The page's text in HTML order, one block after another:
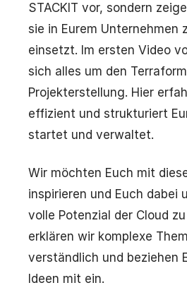
STACKIT vor, sondern
sie in Eurem Unternehmen
einsetzt. Im ersten Video
sich alles um den
Projekterstellung. Hier
effizient und strukturiert
startet und verwaltet.
Wir möchten Euch mit
inspirieren und Euch dabei
volle Potenzial der Cloud
erklären wir komplexe
verständlich und beziehen
Ideen mit ein.